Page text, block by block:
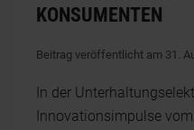
KONSUMENTEN
Beitrag veröffentlicht am 31.
In der
Innovationsimpulse